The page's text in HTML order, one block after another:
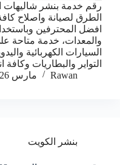
رقم خدمة بنشر شاليهات
الطرق لصيانة واصلاح
افضل المحترفين
والمعدات، خدمة متاحة
السيارات الكهربائية
التواير والبطاريات
Rawan
مارس 26, 2021
بنشر الكويت